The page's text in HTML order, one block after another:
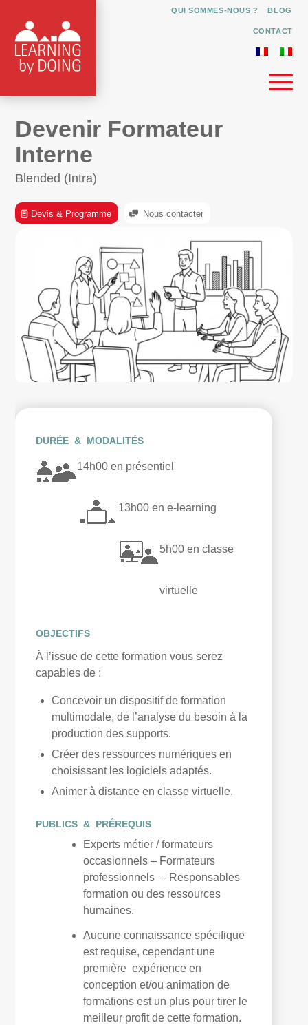
QUI SOMMES-NOUS ? BLOG
CONTACT
Devenir Formateur
Interne
Blended (Intra)
Devis & Programme Nous contacter
DURÉE & MODALITÉS
14h00 en présentiel
13h00 en e-learning
5h00 en classe
virtuelle
OBJECTIFS
À l’issue de cette formation vous serez
capables de :
Concevoir un dispositif de formation
multimodale, de l’analyse du besoin à la
production des supports.
Créer des ressources numériques en
choisissant les logiciels adaptés.
Animer à distance en classe virtuelle.
PUBLICS & PRÉREQUIS
Experts métier / formateurs
occasionnels – Formateurs
professionnels – Responsables
formation ou des ressources
humaines.
Aucune connaissance spécifique
est requise, cependant une
première expérience en
conception et/ou animation de
formations est un plus pour tirer le
meilleur profit de cette formation.